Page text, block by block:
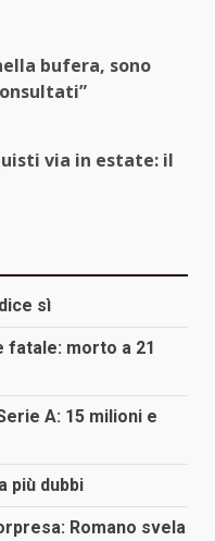
bufera, sono
via in estate: il
sì
fatale: morto a 21
A: 15 milioni e
più dubbi
Romano svela